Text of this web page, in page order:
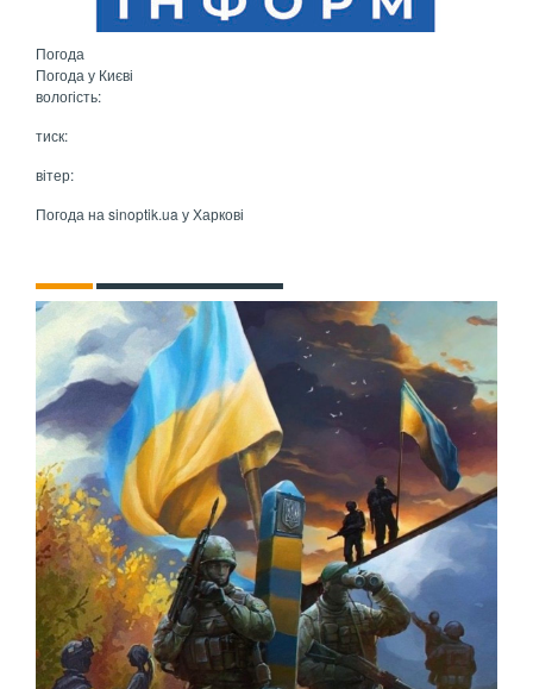
Погода
Погода у Києві
вологість:
тиск:
вітер:
Погода на sinoptik.ua у Харкові